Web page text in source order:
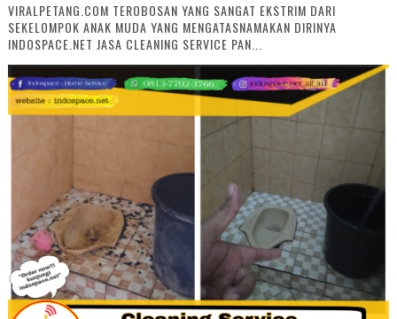
VIRALPETANG.COM TEROBOSAN YANG SANGAT EKSTRIM DARI
SEKELOMPOK ANAK MUDA YANG MENGATASNAMAKAN DIRINYA
INDOSPACE.NET JASA CLEANING SERVICE PAN...